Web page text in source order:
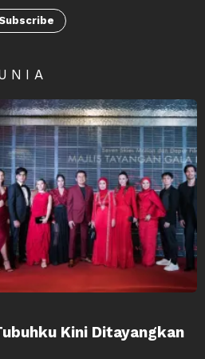
Kini Ditayangkan